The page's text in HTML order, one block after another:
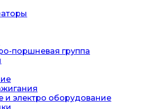
поршневая группа
и электро оборудование